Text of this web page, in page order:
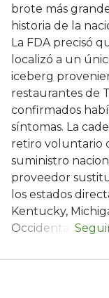
brote más
historia de la
La FDA precisó
localizó a un
iceberg
restaurantes de
confirmados
síntomas. La
retiro voluntario
suministro
proveedor
los estados
Kentucky,
Occidental.